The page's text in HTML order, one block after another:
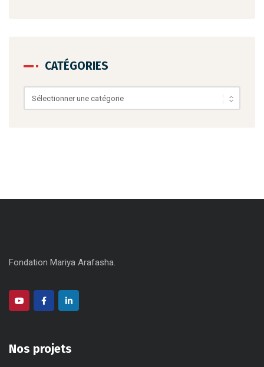
CATÉGORIES
Catégories
Fondation Mariya Arafasha.
Nos projets